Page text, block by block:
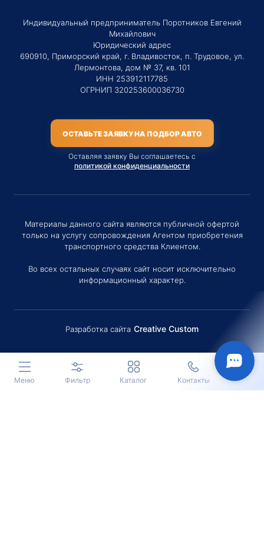
Индивидуальный предприниматель Поротников Евгений
Михайлович
Юридический адрес
690910, Приморский край, г. Владивосток, п. Трудовое, ул.
Лермонтова, дом № 37, кв. 101
ИНН 253912117785
ОГРНИП 320253600036730
ОСТАВЬТЕ ЗАЯВКУ НА ПОДБОР АВТО
Оставляя заявку Вы соглашаетесь с
политикой конфиденциальности
Материалы данного сайта являются публичной офертой
только на услугу сопровождения Агентом приобретения
транспортного средства Клиентом.
Во всех остальных случаях сайт носит исключительно
информационный характер.
Разработка сайта Creative Custom
Меню Фильтр Каталог Контакты